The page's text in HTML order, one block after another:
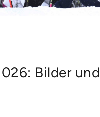
Bilder und